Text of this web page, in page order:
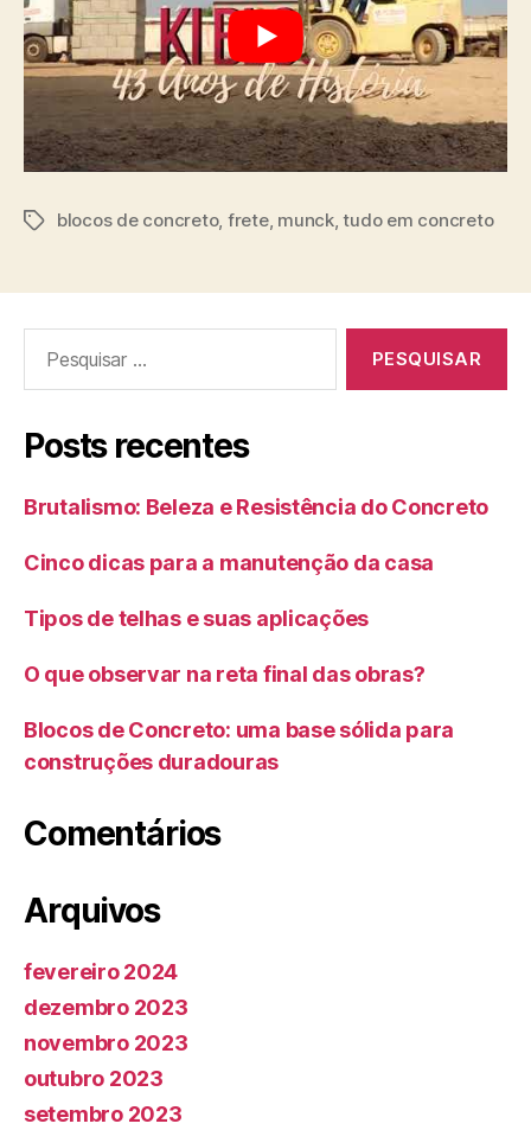
blocos de concreto, frete, munck,tudo em concreto
Posts recentes
Brutalismo: Beleza e Resistência do Concreto
Cinco dicas para a manutenção da casa
Tipos de telhas e suas aplicações
O que observar na reta final das obras?
Blocos de Concreto: uma base sólida para
construções duradouras
Comentários
Arquivos
fevereiro 2024
dezembro 2023
novembro 2023
outubro 2023
setembro 2023